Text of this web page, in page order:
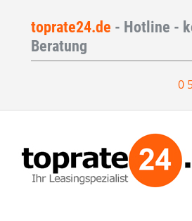
toprate24.de - Hotline -
Beratung
0